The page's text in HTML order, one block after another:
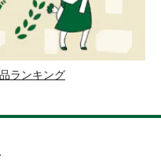
ランキング